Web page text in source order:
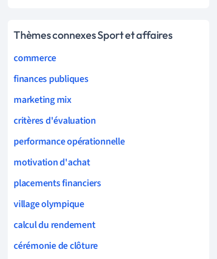
Thèmes connexes Sport et affaires
commerce
finances publiques
marketing mix
critères d'évaluation
performance opérationnelle
motivation d'achat
placements financiers
village olympique
calcul du rendement
cérémonie de clôture